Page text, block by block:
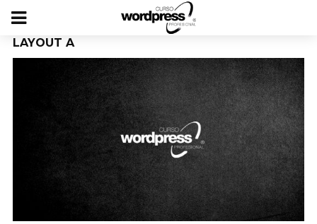
LAYOUT A